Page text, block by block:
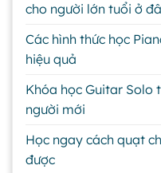
cho người lớn tuổi ở
Các hình thức học
hiệu quả
Khóa học Guitar Solo
người mới
Học ngay cách quạt
được